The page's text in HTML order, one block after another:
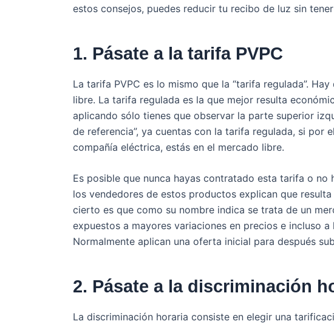
estos consejos, puedes reducir tu recibo de luz sin
1. Pásate a la tarifa PVPC
La tarifa PVPC es lo mismo que la “tarifa regulada”.
libre. La tarifa regulada es la que mejor resulta
aplicando sólo tienes que observar la parte superior
de referencia”, ya cuentas con la tarifa regulada, si por
compañía eléctrica, estás en el mercado libre.
Es posible que nunca hayas contratado esta tarifa o
los vendedores de estos productos explican que
cierto es que como su nombre indica se trata de un
expuestos a mayores variaciones en precios e incluso
Normalmente aplican una oferta inicial para después
2. Pásate a la discriminación
La discriminación horaria consiste en elegir una